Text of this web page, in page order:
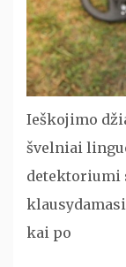
Ieškojimo
švelniai
detektoriumi
kai po